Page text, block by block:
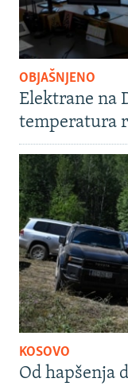
OBJAŠNJENO
Elektrane na
temperatura
KOSOVO
Od hapšenja